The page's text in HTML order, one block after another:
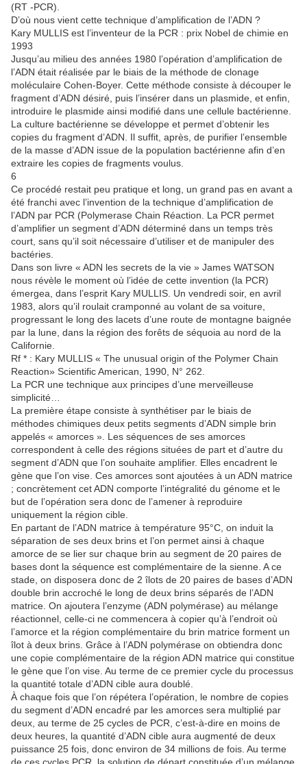
(RT -PCR).
D’où nous vient cette technique d’amplification de l’ADN ?
Kary MULLIS est l’inventeur de la PCR : prix Nobel de chimie en
1993
Jusqu’au milieu des années 1980 l’opération d’amplification de
l’ADN était réalisée par le biais de la méthode de clonage
moléculaire Cohen-Boyer. Cette méthode consiste à découper le
fragment d’ADN désiré, puis l’insérer dans un plasmide, et enfin,
introduire le plasmide ainsi modifié dans une cellule bactérienne.
La culture bactérienne se développe et permet d’obtenir les
copies du fragment d’ADN. Il suffit, après, de purifier l’ensemble
de la masse d’ADN issue de la population bactérienne afin d’en
extraire les copies de fragments voulus.
6
Ce procédé restait peu pratique et long, un grand pas en avant a
été franchi avec l’invention de la technique d’amplification de
l’ADN par PCR (Polymerase Chain Réaction. La PCR permet
d’amplifier un segment d’ADN déterminé dans un temps très
court, sans qu’il soit nécessaire d’utiliser et de manipuler des
bactéries.
Dans son livre « ADN les secrets de la vie » James WATSON
nous révèle le moment où l’idée de cette invention (la PCR)
émergea, dans l’esprit Kary MULLIS. Un vendredi soir, en avril
1983, alors qu’il roulait cramponné au volant de sa voiture,
progressant le long des lacets d’une route de montagne baignée
par la lune, dans la région des forêts de séquoia au nord de la
Californie.
Rf * : Kary MULLIS « The unusual origin of the Polymer Chain
Reaction» Scientific American, 1990, N° 262.
La PCR une technique aux principes d’une merveilleuse
simplicité…
La première étape consiste à synthétiser par le biais de
méthodes chimiques deux petits segments d’ADN simple brin
appelés « amorces ». Les séquences de ses amorces
correspondent à celle des régions situées de part et d’autre du
segment d’ADN que l’on souhaite amplifier. Elles encadrent le
gène que l’on vise. Ces amorces sont ajoutées à un ADN matrice
; concrètement cet ADN comporte l’intégralité du génome et le
but de l’opération sera donc de l’amener à reproduire
uniquement la région cible.
En partant de l’ADN matrice à température 95°C, on induit la
séparation de ses deux brins et l’on permet ainsi à chaque
amorce de se lier sur chaque brin au segment de 20 paires de
bases dont la séquence est complémentaire de la sienne. A ce
stade, on disposera donc de 2 îlots de 20 paires de bases d’ADN
double brin accroché le long de deux brins séparés de l’ADN
matrice. On ajoutera l’enzyme (ADN polymérase) au mélange
réactionnel, celle-ci ne commencera à copier qu’à l’endroit où
l’amorce et la région complémentaire du brin matrice forment un
îlot à deux brins. Grâce à l’ADN polymérase on obtiendra donc
une copie complémentaire de la région ADN matrice qui constitue
le gène que l’on vise. Au terme de ce premier cycle du processus
la quantité totale d’ADN cible aura doublé.
À chaque fois que l’on répétera l’opération, le nombre de copies
du segment d’ADN encadré par les amorces sera multiplié par
deux, au terme de 25 cycles de PCR, c’est-à-dire en moins de
deux heures, la quantité d’ADN cible aura augmenté de deux
puissance 25 fois, donc environ de 34 millions de fois. Au terme